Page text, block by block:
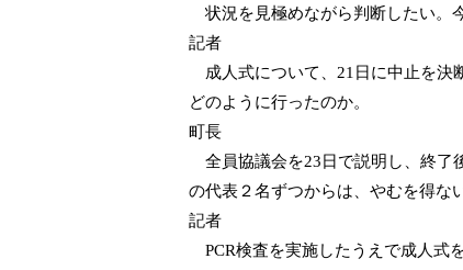
状況を見極めながら判断したい。
記者
成人式について、 21 日に中止を決
どのように行ったのか。
町長
全員協議会を23 日で説明し、終
の代表２名ずつからは、やむを得な
記者
PCR検査を実施したうえで成人式